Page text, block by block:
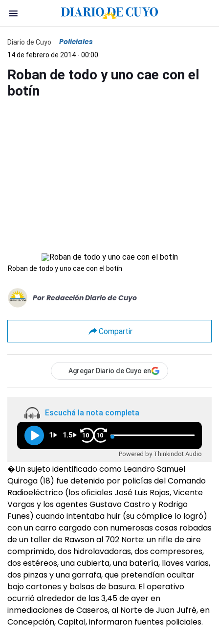
Diario de Cuyo Policiales
14 de febrero de 2014 - 00:00
Roban de todo y uno cae con el
botín
Roban de todo y uno cae con el botín
Por Redacción Diario de Cuyo
Compartir
Agregar Diario de Cuyo en
Escuchá la nota completa
1 1.5 10 10
Powered by Thinkindot Audio
�Un sujeto identificado como Leandro Samuel
Quiroga (18) fue detenido por policías del Comando
Radioeléctrico (los oficiales José Luis Rojas, Vicente
Vargas y los agentes Gustavo Castro y Rodrigo
Funes) cuando intentaba huir (su cómplice lo logró)
con un carro cargado con numerosas cosas robadas
de un taller de Rawson al 702 Norte: un rifle de aire
comprimido, dos hidrolavadoras, dos compresores,
dos estéreos, una cubierta, una batería, llaves varias,
dos pinzas y una garrafa, que pretendían ocultar
bajo cartones y bolsas de basura. El operativo
ocurrió alrededor de las 3,45 de ayer en
inmediaciones de Caseros, al Norte de Juan Jufré, en
Concepción, Capital, informaron fuentes policiales.